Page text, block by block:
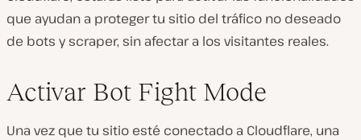
que ayudan a proteger tu sitio del tráfico no deseado
de bots y scraper, sin afectar a los visitantes reales.
Activar Bot Fight Mode
Una vez que tu sitio esté conectado a Cloudflare, una